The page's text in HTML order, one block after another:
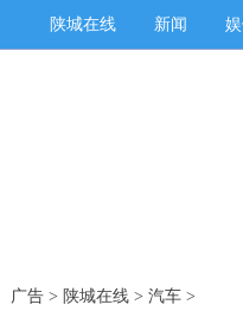
陕城在线 新闻
广告 > 陕城在线 > 汽车 >